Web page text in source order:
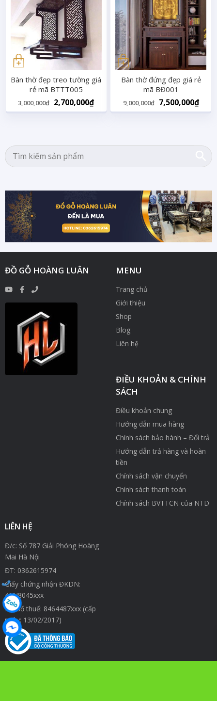
Bàn thờ đẹp treo tường giá
rẻ mã BTTT005
3,000,000₫ Original
price
2,700,000₫Current
price
Bàn thờ đứng đẹp giá rẻ
mã BĐ001
9,000,000₫ Original
price
7,500,000₫
price
ĐỒ GỖ HOÀNG LUÂN MENU
Trang chủ
Giới thiệu
Shop
Blog
Liên hệ
ĐIỀU KHOẢN & CHÍNH
SÁCH
Điều khoản chung
Hướng dẫn mua hàng
Chính sách bảo hành – Đổi trả
Hướng dẫn trả hàng và hoàn
tiền
Chính sách vận chuyển
Chính sách thanh toán
Chính sách BVTTCN của NTD
LIÊN HỆ
Đ/c: Số 787 Giải Phóng Hoàng
Mai Hà Nội
ĐT: 0362615974
Giấy chứng nhận ĐKDN:
41N8045xxx
Mã số thuế: 8464487xxx (cấp
ngày: 13/02/2017)